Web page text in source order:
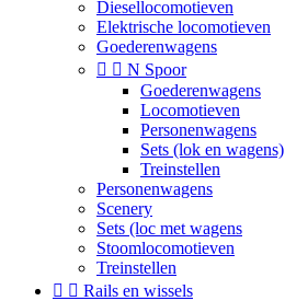
Diesellocomotieven
Elektrische locomotieven
Goederenwagens
  N Spoor
Goederenwagens
Locomotieven
Personenwagens
Sets (lok en wagens)
Treinstellen
Personenwagens
Scenery
Sets (loc met wagens
Stoomlocomotieven
Treinstellen
  Rails en wissels